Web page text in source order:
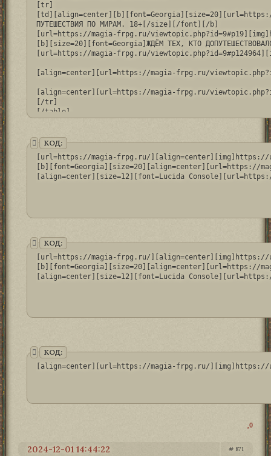
[tr]
ПУТЕШЕСТВИЯ ПО МИРАМ. 18+[/size][/font][/b]
[url=https://magia-frpg.ru/
[b][size=20][font=Georgia]ЖДЁМ ТЕХ, КТО
[url=https://magia-frpg.ru/
[align=center][url=https://magia-frpg.ru/
[align=center][url=https://magia-frpg.ru/
[/tr]
[/table]
КОД:
[url=https://magia-frpg.ru/
[b][font=Georgia][size=20][align=center][url=https://
[align=center][size=12][font=Lucida
КОД:
[url=https://magia-frpg.ru/
[b][font=Georgia][size=20][align=center][url=https://
[align=center][size=12][font=Lucida
КОД:
[align=center][url=https://magia-frpg.ru/][img]https://
0
871
2024-12-01 14:44:22